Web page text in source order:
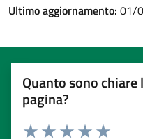
Ultimo aggiornamento: 01/
Quanto sono
pagina?